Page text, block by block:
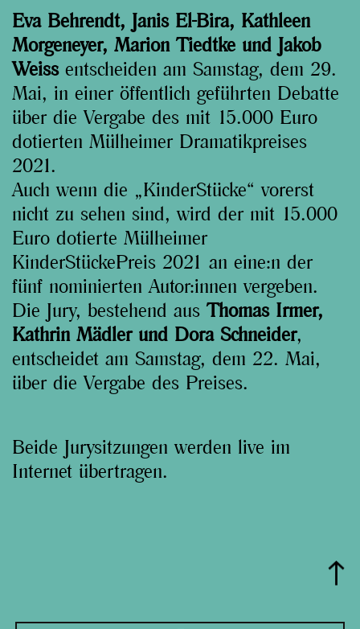
Eva Behrendt, Janis El-Bira, Kathleen
Morgeneyer, Marion Tiedtke und Jakob
Weiss entscheiden am Samstag, dem 29.
Mai, in einer öffentlich geführten Debatte
über die Vergabe des mit 15.000 Euro
dotierten Mülheimer Dramatikpreises
2021.
Auch wenn die „KinderStücke“ vorerst
nicht zu sehen sind, wird der mit 15.000
Euro dotierte Mülheimer
KinderStückePreis 2021 an eine:n der
fünf nominierten Autor:innen vergeben.
Die Jury, bestehend aus Thomas Irmer,
Kathrin Mädler und Dora Schneider,
entscheidet am Samstag, dem 22. Mai,
über die Vergabe des Preises.
Beide Jurysitzungen werden live im
Internet übertragen.